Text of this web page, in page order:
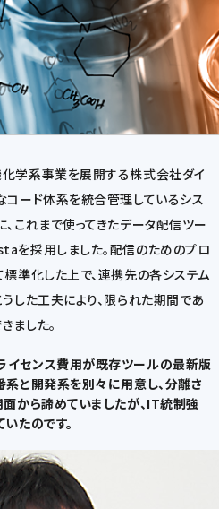
学系事業を展開する株式会社ダイ
コード体系を統合管理しているシス
これまで使ってきたデータ配信ツー
採用しました。配信のためのプロ
準化した上で、連携先の各システム
した工夫により、限られた期間であ
ました。
センス費用が既存ツールの最新版
系と開発系を別々に用意し、分離さ
から諦めていましたが、IT統制強
たのです。